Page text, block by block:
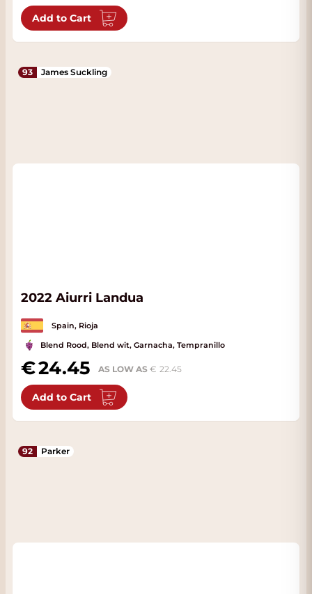
Add to Cart
93 James Suckling
2022 Aiurri Landua
Spain, Rioja
Blend Rood, Blend wit, Garnacha, Tempranillo
24.45 AS LOW AS 22.45
Add to Cart
92 Parker